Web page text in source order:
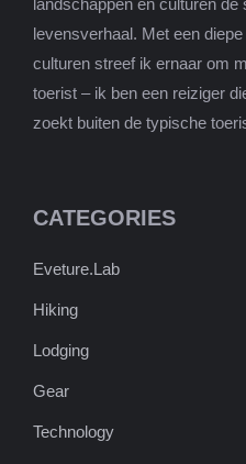
levensverhaal. Met een
culturen streef ik ernaar om
toerist – ik ben een reiziger
zoekt buiten de typische
CATEGORIES
Eveture.Lab
Hiking
Lodging
Gear
Technology